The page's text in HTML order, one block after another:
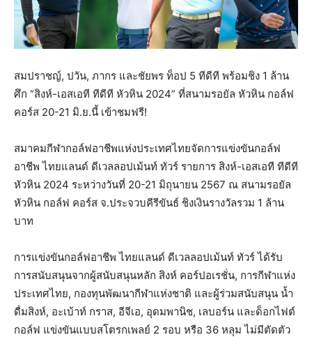
สมปราชญ์, ปวัน, ภากร และชัยพร ท็อป 5 ทีดีที พร้อมชิง 1 ล้าน
ศึก “สิงห์-เอสเอที ทีดีที หัวหิน 2024” ที่สนามรอยัล หัวหิน กอล์ฟ
คอร์ส 20-21 มิ.ย.นี้ เข้าชมฟรี!
สมาคมกีฬากอล์ฟอาชีพแห่งประเทศไทยจัดการแข่งขันกอล์ฟ
อาชีพ ไทยแลนด์ ดีเวลลอปเม้นท์ ทัวร์ รายการ สิงห์-เอสเอที ทีดีที
หัวหิน 2024 ระหว่างวันที่ 20-21 มิถุนายน 2567 ณ สนามรอยัล
หัวหิน กอล์ฟ คอร์ส จ.ประจวบคีรีขันธ์ ชิงเงินรางวัลรวม 1 ล้าน
บาท
การแข่งขันกอล์ฟอาชีพ ไทยแลนด์ ดีเวลลอปเม้นท์ ทัวร์ ได้รับ
การสนับสนุนจากผู้สนับสนุนหลัก สิงห์ คอร์ปอเรชั่น, การกีฬาแห่ง
ประเทศไทย, กองทุนพัฒนากีฬาแห่งชาติ และผู้ร่วมสนับสนุน น้ำ
ดื่มสิงห์, อะเบ้าท์ กราส, อีจีเอ, อุดมพานิช, เลบอร์น และด็อกไฟต์
กอล์ฟ แข่งขันแบบสโตรกเพลย์ 2 รอบ หรือ 36 หลุม ไม่มีตัดตัว